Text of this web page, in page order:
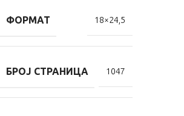
ФОРМАТ 18×24,5
БРОЈ СТРАНИЦА 1047